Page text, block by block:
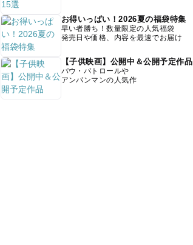
お得いっぱい！2026夏の福袋特集
早い者勝ち！数量限定の人気福袋
発売日や価格、内容を最速でお届け
【子供映画】公開中＆公開予定作品
パウ・パトロールや
アンパンマンの人気作